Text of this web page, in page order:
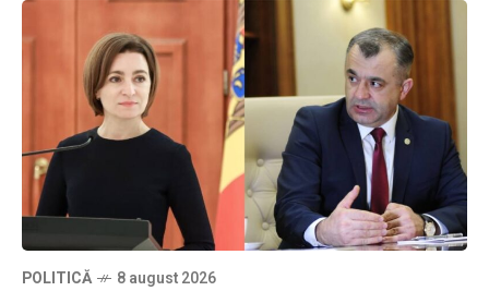
POLITICĂ 8 august 2026